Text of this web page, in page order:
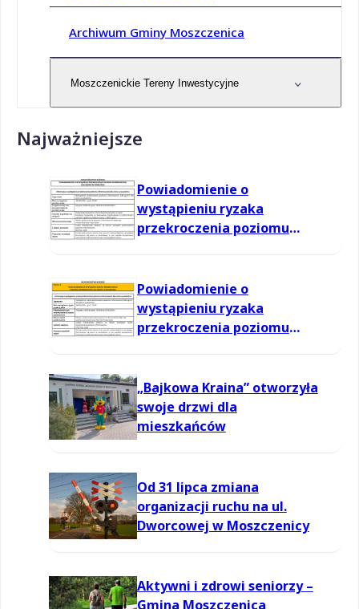
Archiwum Gminy Moszczenica
Moszczenickie Tereny Inwestycyjne
Najważniejsze
Powiadomienie o
wystąpieniu ryzaka
przekroczenia poziomu
Powiadomienie o
wystąpieniu ryzaka
przekroczenia poziomu
„Bajkowa Kraina” otworzyła
swoje drzwi dla
mieszkańców
Od 31 lipca zmiana
organizacji ruchu na ul.
Dworcowej w Moszczenicy
Aktywni i zdrowi seniorzy –
Gmina Moszczenica